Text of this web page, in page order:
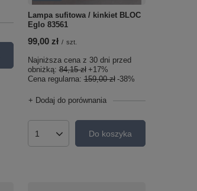
Lampa sufitowa / kinkiet BLOC
Eglo 83561
99,00 zł / szt.
Najniższa cena z 30 dni przed
obniżką:84,15 zł +17%
Cena regularna:159,00 zł -38%
+ Dodaj do porównania
Ilość produktówDo koszyka